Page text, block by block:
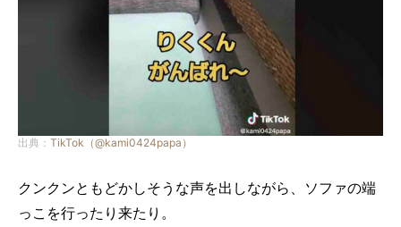
出典： TikTok（@kami0424papa）
クンクンともどかしそうな声を出しながら、ソファの端
っこを行ったり来たり。